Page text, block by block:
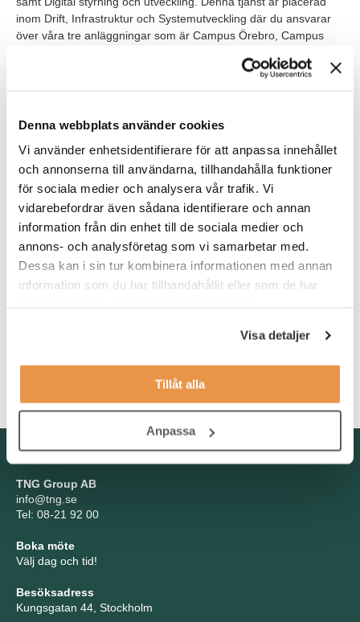
Denna webbplats använder cookies
Vi använder enhetsidentifierare för att anpassa innehållet
och annonserna till användarna, tillhandahålla funktioner
för sociala medier och analysera vår trafik. Vi
vidarebefordrar även sådana identifierare och annan
information från din enhet till de sociala medier och
annons- och analysföretag som vi samarbetar med.
Dessa kan i sin tur kombinera informationen med annan
information som du har tillhandahållit eller som de har
Visa detaljer
Tillåt alla
Anpassa
inom Drift, Infrastruktur och Systemutveckling där du ansvarar
över våra tre anläggningar som är Campus Örebro, Campus
enheten Drift Infrastruktur och Systemutveckling.
som roterar mellan dig och övriga kollegor inom enheten.
Våra förväntningar
Vi söker dig med eftergymnasial utbildning med inriktning på
nätverk samt med några års arbetslivserfarenhet. Du har goda
kunskaper inom routing/switching (Cisco), erfarenhet från att
LAN/WLAN. För tjänsten ser vi att du behärskar svenska och
engelska i tal och skrift. Tjänsten kräver även att du har körkort
klass B. Har du även goda kunskaper inom nätverksrelaterade
Som person är du driven, engagerad och har lätt för att arbeta
leda andra. Vidare är du kvalitetsmedveten, ansvarstagande,
flexibel och öppen för förändringar.
Kontakta oss
TNG Group AB
info@tng.se
Tel: 08-21 92 00
Boka möte
Välj dag och tid!
Besöksadress
Kungsgatan 44, Stockholm